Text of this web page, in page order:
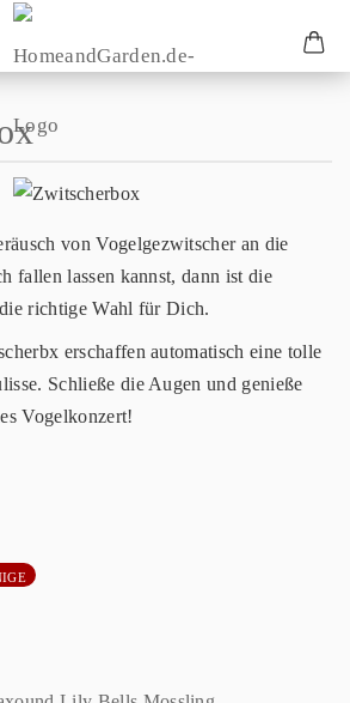
von Vogelgezwitscher an die
fallen lassen kannst, dann ist die
richtige Wahl für Dich.
erschaffen automatisch eine tolle
Schließe die Augen und genieße
Vogelkonzert!